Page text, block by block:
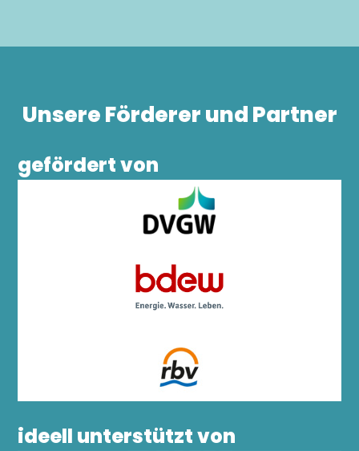
Unsere Förderer und Partner
gefördert von
ideell unterstützt von